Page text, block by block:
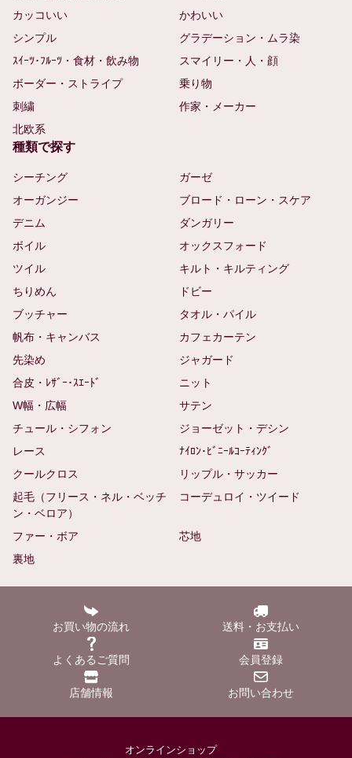
カッコいい
かわいい
シンプル
グラデーション・ムラ染
ｽｲｰﾂ･ﾌﾙｰﾂ・食材・飲み物
スマイリー・人・顔
ボーダー・ストライプ
乗り物
刺繍
作家・メーカー
北欧系
種類で探す
シーチング
ガーゼ
オーガンジー
ブロード・ローン・スケア
デニム
ダンガリー
ボイル
オックスフォード
ツイル
キルト・キルティング
ちりめん
ドビー
ブッチャー
タオル・パイル
帆布・キャンバス
カフェカーテン
先染め
ジャガード
合皮・ﾚｻﾞｰ･ｽｴｰﾄﾞ
ニット
W幅・広幅
サテン
チュール・シフォン
ジョーゼット・デシン
レース
ﾅｲﾛﾝ･ﾋﾞﾆｰﾙｺｰﾃｨﾝｸﾞ
クールクロス
リップル・サッカー
起毛（フリース・ネル・ベッチ
ン・ベロア）
コーデュロイ・ツイード
ファー・ボア
芯地
裏地
お買い物の流れ 送料・お支払い
よくあるご質問 会員登録
店舗情報 お問い合わせ
オンラインショップ